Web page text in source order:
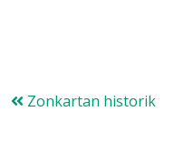
Zonkartan historik